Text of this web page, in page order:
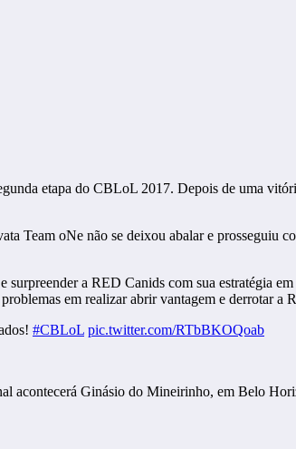
etapa do CBLoL 2017. Depois de uma
Team oNe não se deixou abalar e prosseguiu
a RED Canids com sua estratégia
em realizar abrir vantagem e derrotar a
#CBLoL pic.twitter.com/RTbBKOQoab
acontecerá Ginásio do Mineirinho, em Belo